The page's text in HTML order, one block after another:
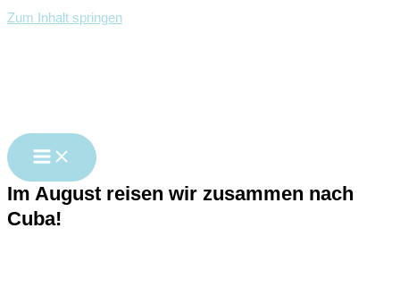
Zum Inhalt springen
Im August reisen wir zusammen nach
Cuba!